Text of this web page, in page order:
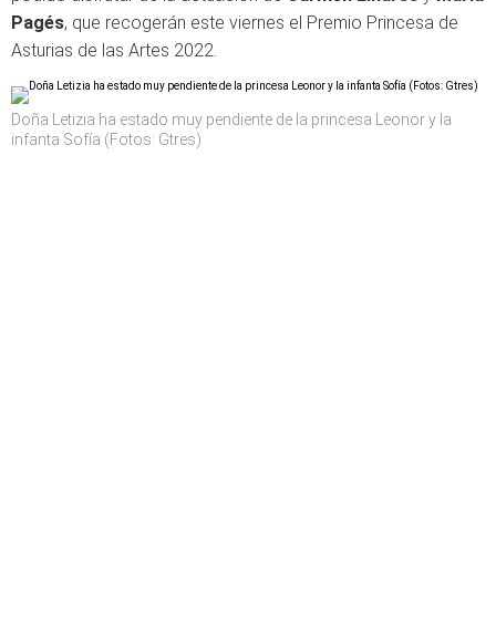
Pagés, que recogerán este viernes el Premio Princesa de
Asturias de las Artes 2022.
Doña Letizia ha estado muy pendiente de la princesa Leonor y la
infanta Sofía (Fotos: Gtres)